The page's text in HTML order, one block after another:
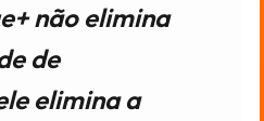
não elimina
de
elimina a